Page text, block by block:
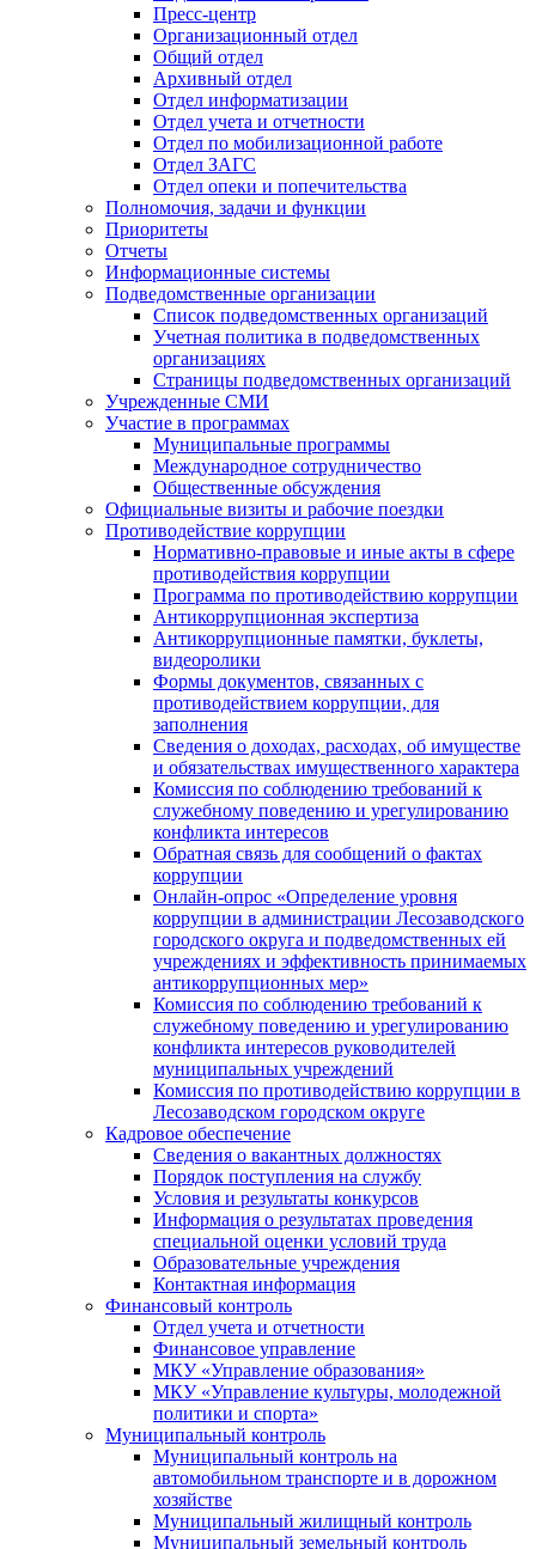
Пресс-центр
Организационный отдел
Общий отдел
Архивный отдел
Отдел информатизации
Отдел учета и отчетности
Отдел по мобилизационной работе
Отдел ЗАГС
Отдел опеки и попечительства
Полномочия, задачи и функции
Приоритеты
Отчеты
Информационные системы
Подведомственные организации
Список подведомственных организаций
Учетная политика в подведомственных
организациях
Страницы подведомственных организаций
Учрежденные СМИ
Участие в программах
Муниципальные программы
Международное сотрудничество
Общественные обсуждения
Официальные визиты и рабочие поездки
Противодействие коррупции
Нормативно-правовые и иные акты в сфере
противодействия коррупции
Программа по противодействию коррупции
Антикоррупционная экспертиза
Антикоррупционные памятки, буклеты,
видеоролики
Формы документов, связанных с
противодействием коррупции, для
заполнения
Сведения о доходах, расходах, об имуществе
и обязательствах имущественного характера
Комиссия по соблюдению требований к
служебному поведению и урегулированию
конфликта интересов
Обратная связь для сообщений о фактах
коррупции
Онлайн-опрос «Определение уровня
коррупции в администрации Лесозаводского
городского округа и подведомственных ей
учреждениях и эффективность принимаемых
антикоррупционных мер»
Комиссия по соблюдению требований к
служебному поведению и урегулированию
конфликта интересов руководителей
муниципальных учреждений
Комиссия по противодействию коррупции в
Лесозаводском городском округе
Кадровое обеспечение
Сведения о вакантных должностях
Порядок поступления на службу
Условия и результаты конкурсов
Информация о результатах проведения
специальной оценки условий труда
Образовательные учреждения
Контактная информация
Финансовый контроль
Отдел учета и отчетности
Финансовое управление
МКУ «Управление образования»
МКУ «Управление культуры, молодежной
политики и спорта»
Муниципальный контроль
Муниципальный контроль на
автомобильном транспорте и в дорожном
хозяйстве
Муниципальный жилищный контроль
Муниципальный земельный контроль